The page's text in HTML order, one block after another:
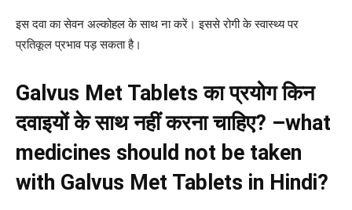
इस दवा का सेवन अल्कोहल के साथ ना करें। इससे रोगी के स्वास्थ्य पर
प्रतिकूल प्रभाव पड़ सकता है।
Galvus Met Tablets का प्रयोग किन
दवाइयों के साथ नहीं करना चाहिए? –what
medicines should not be taken
with Galvus Met Tablets in Hindi?